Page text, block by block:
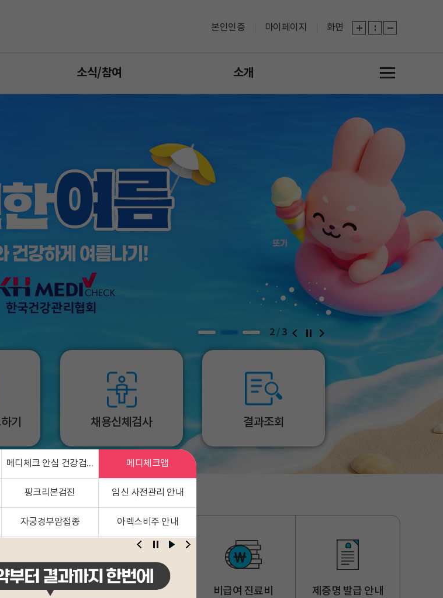
메디체크 안심 건강검진 메디체크앱
핑크리본검진 임신 사전관리 안내
자궁경부암접종 아렉스비주 안내
본인인증 마이페이지 화면
소식/참여 소개
2/ 3
기 채용신체검사 결과조회
오전 7:30 ~ 오후 16:00 비급여 진료비 제증명 발급 안내